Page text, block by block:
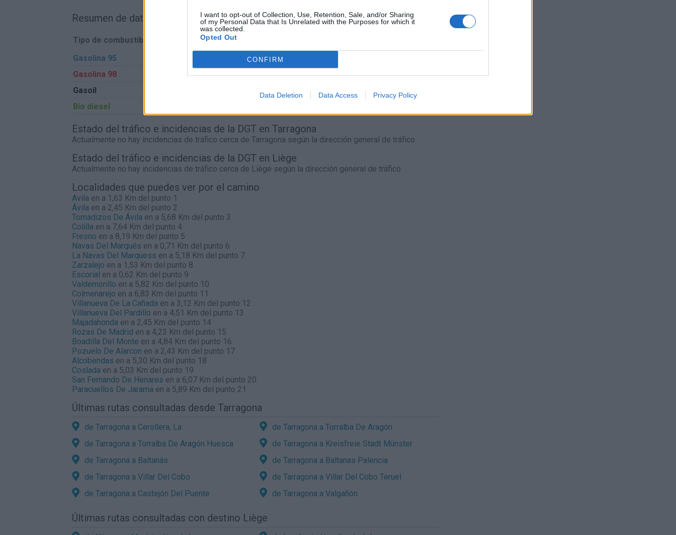
I want to opt-out of Collection, Use, Retention, Sale, and/or Sharing
of my Personal Data that Is Unrelated with the Purposes for which it
was collected.
Opted Out
CONFIRM
Data Deletion Data Access Privacy Policy
Resumen de datos de la ruta entre Tarragona y Liège
Tipo de combustible Precio por litro Gasto 5l/100km
Gasolina 95
- 0,00€
Gasolina 98
70l.- 0,00€ 98l.- 0,00€ 140l.- 0,00€
Gasoil
- 0,00€ - 0,00€ 140 l.- 0,00€
Bio diesel
Estado del tráfico e incidencias de la DGT en Tarragona
Actualmente no hay incidencias de tráfico cerca de Tarragona según la dirección general de tráfico
Estado del tráfico e incidencias de la DGT en Liège
Actualmente no hay incidencias de tráfico cerca de Liège según la dirección general de tráfico
Localidades que puedes ver por el camino
Avila en a 1,63 Km del punto 1
Ávila en a 2,45 Km del punto 2
Tornadizos De Ávila en a 5,68 Km del punto 3
Colilla en a 7,64 Km del punto 4
Fresno en a 8,19 Km del punto 5
Navas Del Marqués en a 0,71 Km del punto 6
La Navas Del Marquess en a 5,18 Km del punto 7
Zarzalejo en a 1,53 Km del punto 8
Escorial en a 0,62 Km del punto 9
Valdemorillo en a 5,82 Km del punto 10
Colmenarejo en a 6,83 Km del punto 11
Villanueva De La Cañada en a 3,12 Km del punto 12
Villanueva Del Pardillo en a 4,51 Km del punto 13
Majadahonda en a 2,45 Km del punto 14
Rozas De Madrid en a 4,23 Km del punto 15
Boadilla Del Monte en a 4,84 Km del punto 16
Pozuelo De Alarcon en a 2,43 Km del punto 17
Alcobendas en a 5,30 Km del punto 18
Coslada en a 5,03 Km del punto 19
San Fernando De Henares en a 6,07 Km del punto 20
Paracuellos De Jarama en a 5,89 Km del punto 21
Últimas rutas consultadas desde Tarragona
de Tarragona a Cerollera, La
de Tarragona a Torralba De Aragón
de Tarragona a Torralba De Aragón Huesca
de Tarragona a Kreisfreie Stadt Münster
de Tarragona a Baltanás
de Tarragona a Baltanas Palencia
de Tarragona a Villar Del Cobo
de Tarragona a Villar Del Cobo Teruel
de Tarragona a Castejón Del Puente
de Tarragona a Valgañón
Últimas rutas consultadas con destino Liège